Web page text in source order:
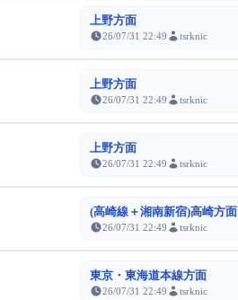
上野方面
26/07/31 22:49 tsrknic
上野方面
26/07/31 22:49 tsrknic
上野方面
26/07/31 22:49 tsrknic
(高崎線＋湘南新宿)高崎方面
26/07/31 22:49 tsrknic
東京・東海道本線方面
26/07/31 22:49 tsrknic